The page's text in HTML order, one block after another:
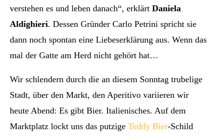
verstehen es und leben danach“, erklärt Daniela
Aldighieri. Dessen Gründer Carlo Petrini spricht sie
dann noch spontan eine Liebeserklärung aus. Wenn das
mal der Gatte am Herd nicht gehört hat…
Wir schlendern durch die an diesem Sonntag trubelige
Stadt, über den Markt, den Aperitivo variieren wir
heute Abend: Es gibt Bier. Italienisches. Auf dem
Marktplatz lockt uns das putzige Teddy Bier-Schild